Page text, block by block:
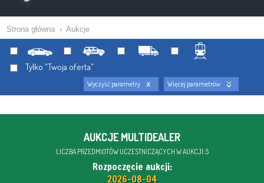
Strona główna › Aukcje
Tylko "Twoja oferta"
Wyczyść parametry Więcej parametrów
AUKCJE MULTIDEALER
LICZBA PRZEDMIOTÓW UCZESTNICZĄCYCH W AUKCJI: 5
Rozpoczęcie aukcji:
2026-08-04